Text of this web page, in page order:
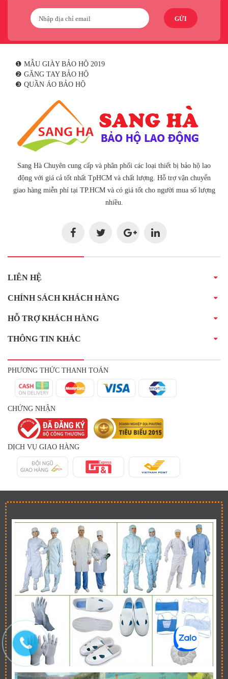
GỬI
❶ MẪU GIÀY BẢO HỘ 2019
❷ GĂNG TAY BẢO HỘ
❸ QUẦN ÁO BẢO HỘ
Sang Hà Chuyên cung cấp và phân phối các loại thiết bị bảo hộ lao
động với giá cả tốt nhất TpHCM và chất lượng. Hỗ trợ vận chuyển
giao hàng miễn phí tại TP.HCM và có giá tốt cho người mua số lượng
nhiều.
LIÊN HỆ
CHÍNH SÁCH KHÁCH HÀNG
HỖ TRỢ KHÁCH HÀNG
THÔNG TIN KHÁC
PHƯƠNG THỨC THANH TOÁN
CHỨNG NHẬN
DỊCH VỤ GIAO HÀNG